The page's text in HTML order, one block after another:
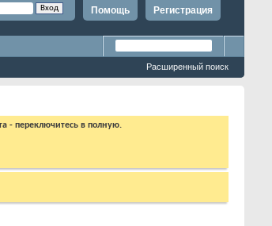
Регистрация
Помощь
Расширенный поиск
- переключитесь в полную.